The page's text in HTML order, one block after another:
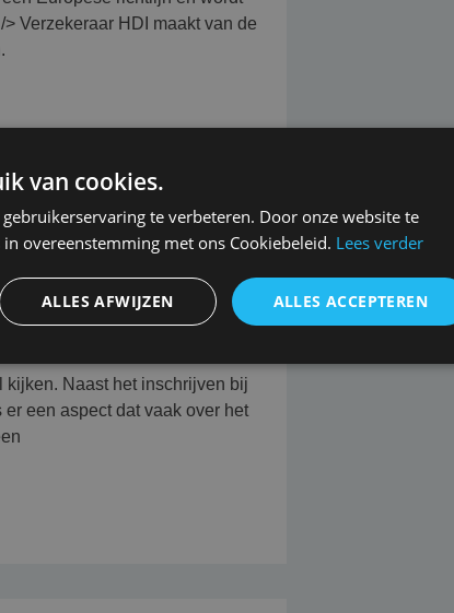
Verzekeraar HDI maakt van de
niet
kijken. Naast het inschrijven bij
een aspect dat vaak over het
van cookies.
te verbeteren. Door onze website te
overeenstemming met ons Cookiebeleid. Lees verder
ALLES ACCEPTEREN
ALLES AFWIJZEN